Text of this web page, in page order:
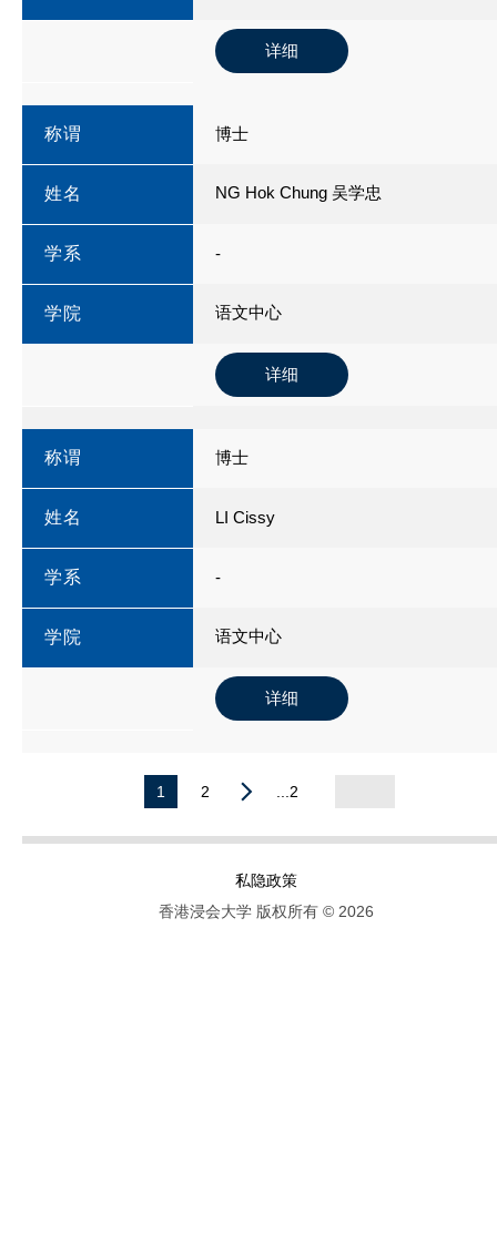
详细
称谓 博士
姓名 NG Hok Chung 吴学忠
学系 -
学院 语文中心
详细
称谓 博士
姓名 LI Cissy
学系 -
学院 语文中心
详细
1 2 ...2
私隐政策
香港浸会大学 版权所有 © 2026